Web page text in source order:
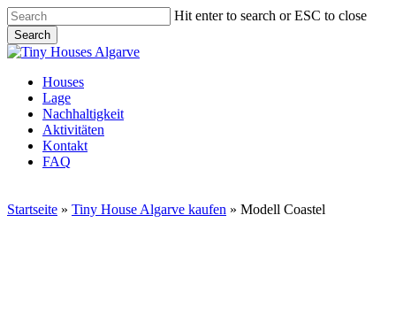
Skip
to
main
content
Hit enter to search or ESC to close
Search
Close
Menu
Houses
Lage
Nachhaltigkeit
Aktivitäten
Kontakt
FAQ
Startseite » Tiny House Algarve kaufen » Modell Coastel